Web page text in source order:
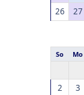
26
27
So Mo
2
3